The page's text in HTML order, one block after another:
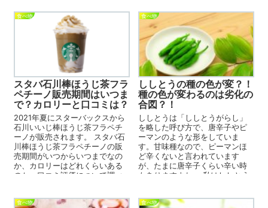
食べ物
スタバ石川棒ほうじ茶フラ
ペチーノ販売期間はいつま
で？カロリーと口コミは？
2021年夏にスターバックスから
石川いいじ棒ほうじ茶フラペチ
ーノが販売されます。 スタバ石
川棒ほうじ茶フラペチーノの販
売期間がいつからいつまでなの
か、カロリーはどれくらいある
のか、口コミ評価について調べ
食べ物
ししとうの種の色が変？！
種の色が変わるのは劣化の
合図？！
ししとうは「ししとうがらし」
を略した呼び方で、唐辛子やピ
ーマンのような形をしていま
す。甘味種なので、ピーマンほ
ど辛くないと言われています
が、たまに唐辛子くらい辛い時
もありますよね。 私はししとう
食べ物 食べ物